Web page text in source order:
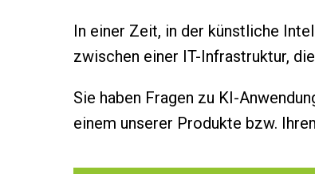
In einer Zeit, in der künstliche
zwischen einer IT-Infrastruktur,
Sie haben Fragen zu KI-
einem unserer Produkte bzw.